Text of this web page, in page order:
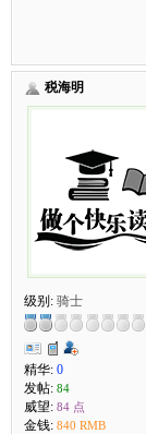
税海明
级别: 骑士
精华: 0
发帖: 84
威望: 84 点
金钱: 840 RMB